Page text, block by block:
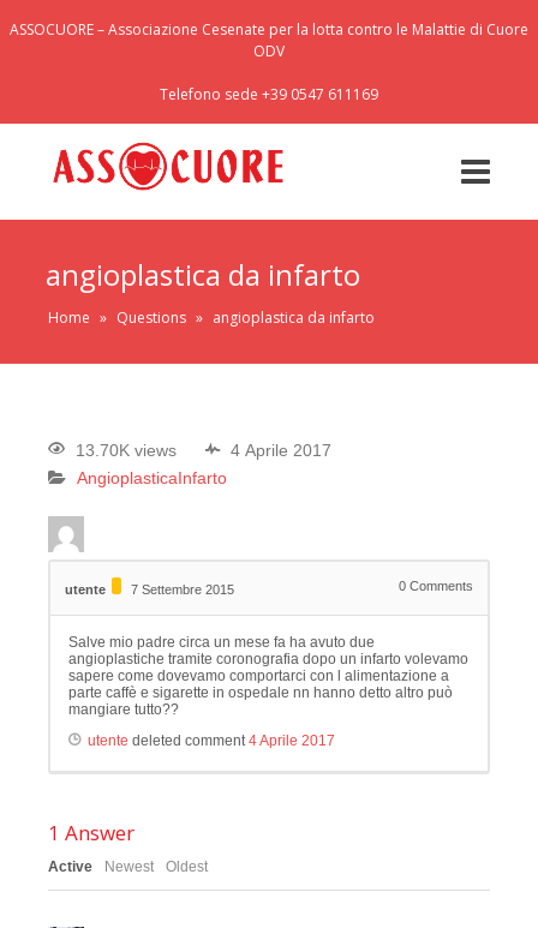
ASSOCUORE – Associazione Cesenate per la lotta contro le Malattie di Cuore
ODV
Telefono sede +39 0547 611169
angioplastica da infarto
Home » Questions » angioplastica da infarto
13.70K views
4 Aprile 2017
AngioplasticaInfarto
utente 7 Settembre 2015 0 Comments
Salve mio padre circa un mese fa ha avuto due
angioplastiche tramite coronografia dopo un infarto volevamo
sapere come dovevamo comportarci con l alimentazione a
parte caffè e sigarette in ospedale nn hanno detto altro può
mangiare tutto??
utente deleted comment 4 Aprile 2017
1 Answer
Active Newest Oldest